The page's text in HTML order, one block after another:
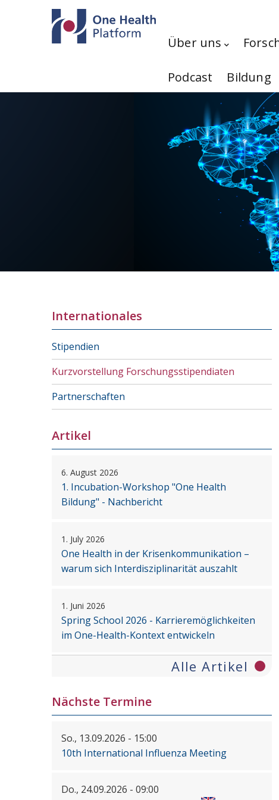
Direkt zum Inhalt
Über uns
Podcast Bildung
Internationales
Stipendien
Kurzvorstellung Forschungsstipendiaten
Partnerschaften
Artikel
6. August 2026
1. Incubation-Workshop "One Health
Bildung" - Nachbericht
1. July 2026
One Health in der Krisenkommunikation –
warum sich Interdisziplinarität auszahlt
1. Juni 2026
Spring School 2026 - Karrieremöglichkeiten
im One-Health-Kontext entwickeln
Alle Artikel
Nächste Termine
So., 13.09.2026 - 15:00
10th International Influenza Meeting
Do., 24.09.2026 - 09:00